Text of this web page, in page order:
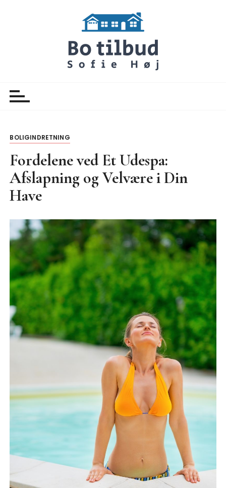
BOLIGINDRETNING
Fordelene ved Et Udespa:
Afslapning og Velvære i Din
Have